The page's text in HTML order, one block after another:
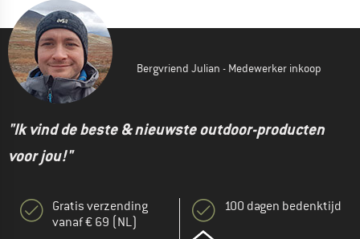
Bergvriend Julian - Medewerker inkoop
"Ik vind de beste & nieuwste outdoor-producten
voor jou!"
Gratis verzending
vanaf € 69 (NL)
100 dagen bedenktijd